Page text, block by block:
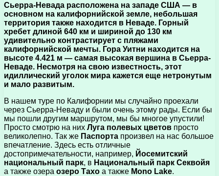
Сьерра-Невада расположена на западе США — в
основном на калифорнийской земле, небольшая
территория также находится в Неваде. Горный
хребет длиной 640 км и шириной до 130 км
удивительно контрастирует с пляжами
калифорнийской мечты. Гора Уитни находится на
высоте 4.421 м — самая высокая вершина в Сьерра-
Неваде. Несмотря на свою известность, этот
идиллический уголок мира кажется еще нетронутым
и мало развитым.
В нашем туре по Калифорнии мы случайно проехали
через Сьерра-Неваду и были очень этому рады. Если бы
мы пошли другим маршрутом, мы бы многое упустили!
Просто смотрю на них Луга полевых цветов просто
великолепно. Так же Паспорта произвел на нас большое
впечатление. Здесь есть отличные
достопримечательности, например, Йосемитский
национальный парк, в Национальный парк Секвойя
а также озера озеро Тахо а также Mono Lake.